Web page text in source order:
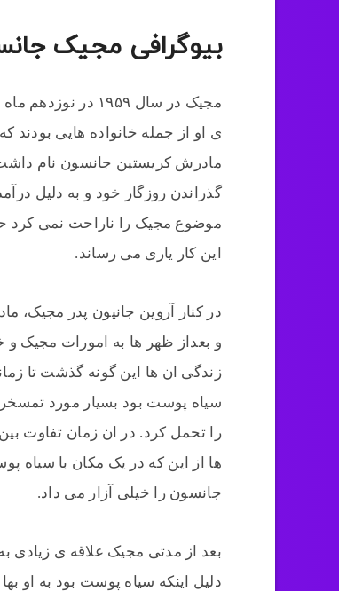
بیوگرافی مجیک
مجیک در سال ۱۹۵۹
ی او از جمله خانواده هایی بودند
مادرش کریستین جانسون نام
گذراندن روزگار خود و به دلیل
موضوع مجیک را ناراحت نمی کرد
این کار یاری می رساند.
در کنار آروین جانیون پدر مجیک،
و بعداز ظهر ها به امورات مجیک
زندگی ان ها این گونه گذشت تا
سیاه پوست بود بسیار مورد
را تحمل کرد. در ان زمان تفاوت
ها از این که در یک مکان با سیاه
جانسون را خیلی آزار می داد.
بعد از مدتی مجیک علاقه ی زیادی
دلیل اینکه سیاه پوست بود به او